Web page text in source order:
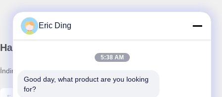
Haber Bültenimiz
İndirimler ve daha fazlası için bültenimize abone olun.
Eric Ding
5:38 AM
Good day, what product are you looking
for?